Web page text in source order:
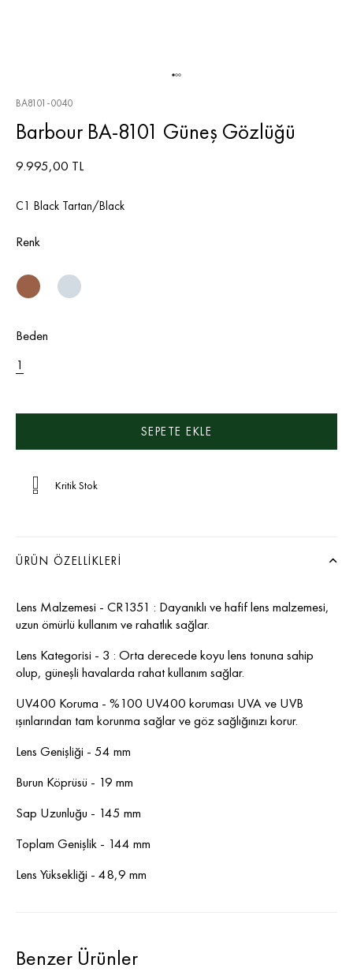
BA8101-0040
Barbour BA-8101 Güneş Gözlüğü
9.995,00 TL
C1 Black Tartan/Black
Renk
Beden
1
Kritik Stok
ÜRÜN ÖZELLIKLERI
Lens Malzemesi - CR1351 : Dayanıklı ve hafif lens malzemesi,
uzun ömürlü kullanım ve rahatlık sağlar.
Lens Kategorisi - 3 : Orta derecede koyu lens tonuna sahip
olup, güneşli havalarda rahat kullanım sağlar.
UV400 Koruma - %100 UV400 koruması UVA ve UVB
ışınlarından tam korunma sağlar ve göz sağlığınızı korur.
Lens Genişliği - 54 mm
Burun Köprüsü - 19 mm
Sap Uzunluğu - 145 mm
Toplam Genişlik - 144 mm
Lens Yüksekliği - 48,9 mm
Benzer Ürünler